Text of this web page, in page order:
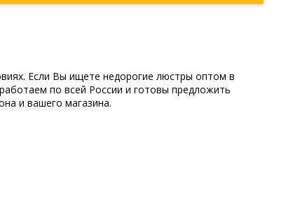
Если Вы ищете недорогие люстры оптом в
по всей России и готовы предложить
и вашего магазина.